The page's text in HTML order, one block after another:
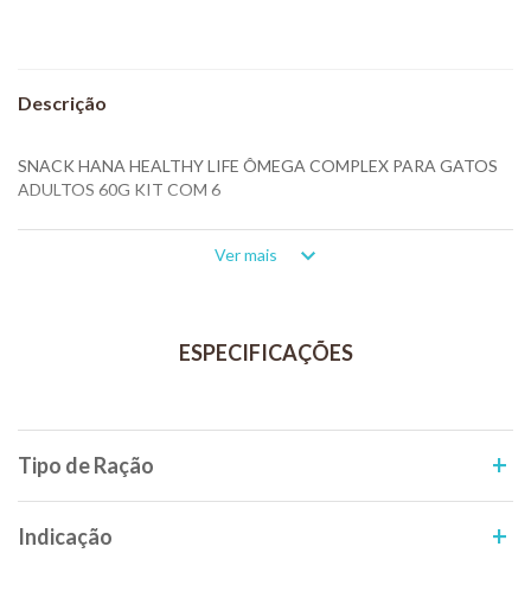
Não sei meu CEP
SNACK HANA HEALTHY LIFE ÔMEGA COMPLEX PARA GATOS
ADULTOS 60G KIT COM 6
Para Gatos Adultos.
Enriquecimento Com Vitaminas.
Ver mais
Tipo de Ração
Indicação